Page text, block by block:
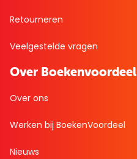
Retourneren
Veelgestelde vragen
Over Boekenvoordeel
Over ons
Werken bij BoekenVoordeel
Nieuws